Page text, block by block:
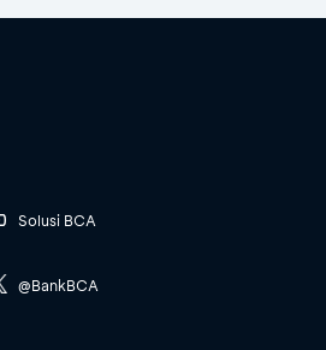
Solusi BCA
@BankBCA